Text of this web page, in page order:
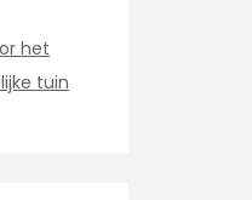
het
tuin